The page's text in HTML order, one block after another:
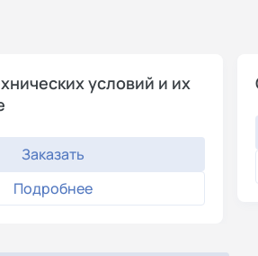
условий и их
Заказать
Подробнее